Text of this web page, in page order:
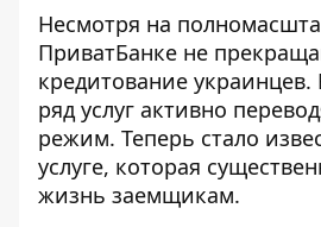
Несмотря на
ПриватБанке не
кредитование
ряд услуг активно
режим. Теперь стало
услуге, которая
жизнь заемщикам.